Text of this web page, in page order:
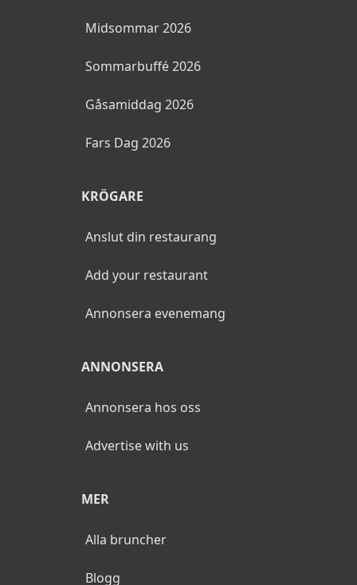
Midsommar 2026
Sommarbuffé 2026
Gåsamiddag 2026
Fars Dag 2026
KRÖGARE
Anslut din restaurang
Add your restaurant
Annonsera evenemang
ANNONSERA
Annonsera hos oss
Advertise with us
MER
Alla bruncher
Blogg